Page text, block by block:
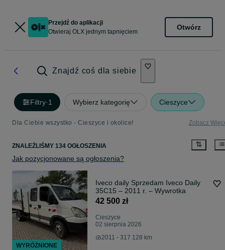
Przejdź do aplikacji
Otwieraj OLX jednym tapnięciem
Otwórz
Znajdź coś dla siebie
Filtry·1 Wybierz kategorię Cieszyce
Dla Ciebie wszystko - Cieszyce i okolice! Zobacz
ZNALEŹLIŚMY 134 OGŁOSZENIA
Jak pozycjonowane są ogłoszenia?
Iveco daily Sprzedam Iveco Daily
35C15 – 2011 r. – Wywrotka
42 500 zł
Cieszyce
02 sierpnia 2026
2011 - 317 128 km
WYRÓŻNIONE